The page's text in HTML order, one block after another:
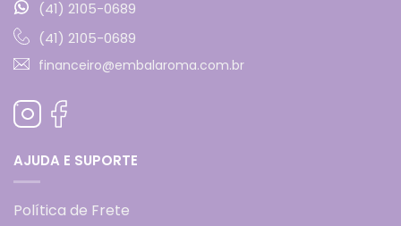
(41) 2105-0689
(41) 2105-0689
financeiro@embalaroma.com.br
AJUDA E SUPORTE
Política de Frete